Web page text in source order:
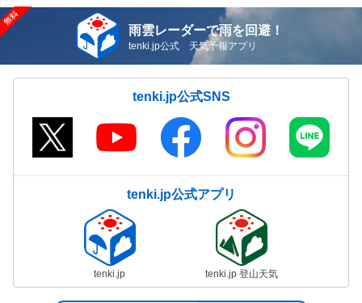
雨雲レーダーで雨を回避！
tenki.jp公式 天気予報アプリ
tenki.jp公式SNS
tenki.jp公式アプリ
tenki.jp tenki.jp 登山天気